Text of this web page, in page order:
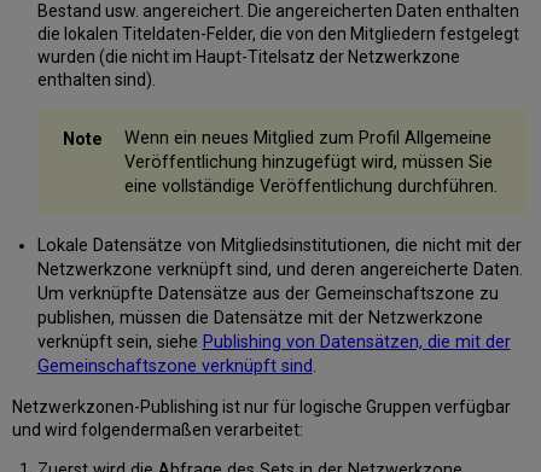
Bestand usw. angereichert. Die angereicherten Daten enthalten
die lokalen Titeldaten-Felder, die von den Mitgliedern festgelegt
wurden (die nicht im Haupt-Titelsatz der Netzwerkzone
enthalten sind).
Wenn ein neues Mitglied zum Profil Allgemeine
Veröffentlichung hinzugefügt wird, müssen Sie
eine vollständige Veröffentlichung durchführen.
Lokale Datensätze von Mitgliedsinstitutionen, die nicht mit der
Netzwerkzone verknüpft sind, und deren angereicherte Daten.
Um verknüpfte Datensätze aus der Gemeinschaftszone zu
publishen, müssen die Datensätze mit der Netzwerkzone
verknüpft sein, siehe Publishing von Datensätzen, die mit der
Gemeinschaftszone verknüpft sind.
Netzwerkzonen-Publishing ist nur für logische Gruppen verfügbar
und wird folgendermaßen verarbeitet: